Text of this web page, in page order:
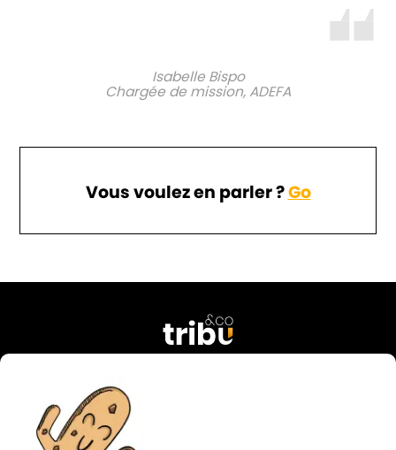
Isabelle Bispo
Chargée de mission, ADEFA
Vous voulez en parler ?Go